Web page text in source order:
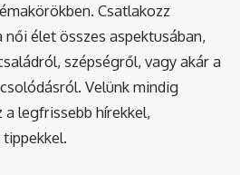
Csatlakozz
női élet összes aspektusában,
szépségről, vagy akár a
Velünk mindig
legfrissebb hírekkel,